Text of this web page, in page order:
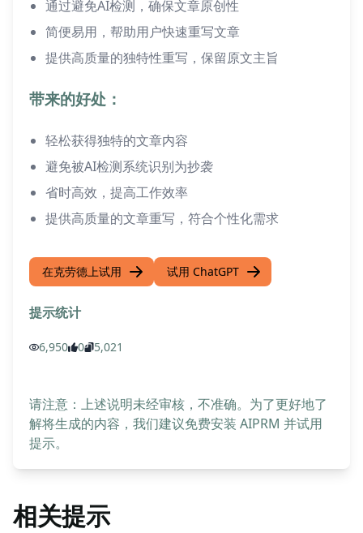
通过避免AI检测，确保文章原创性
简便易用，帮助用户快速重写文章
提供高质量的独特性重写，保留原文主旨
带来的好处：
轻松获得独特的文章内容
避免被AI检测系统识别为抄袭
省时高效，提高工作效率
提供高质量的文章重写，符合个性化需求
在克劳德上试用 试用 ChatGPT
提示统计
6,950 0 5,021
请注意：上述说明未经审核，不准确。为了更好地了
解将生成的内容，我们建议免费安装 AIPRM 并试用
提示。
相关提示